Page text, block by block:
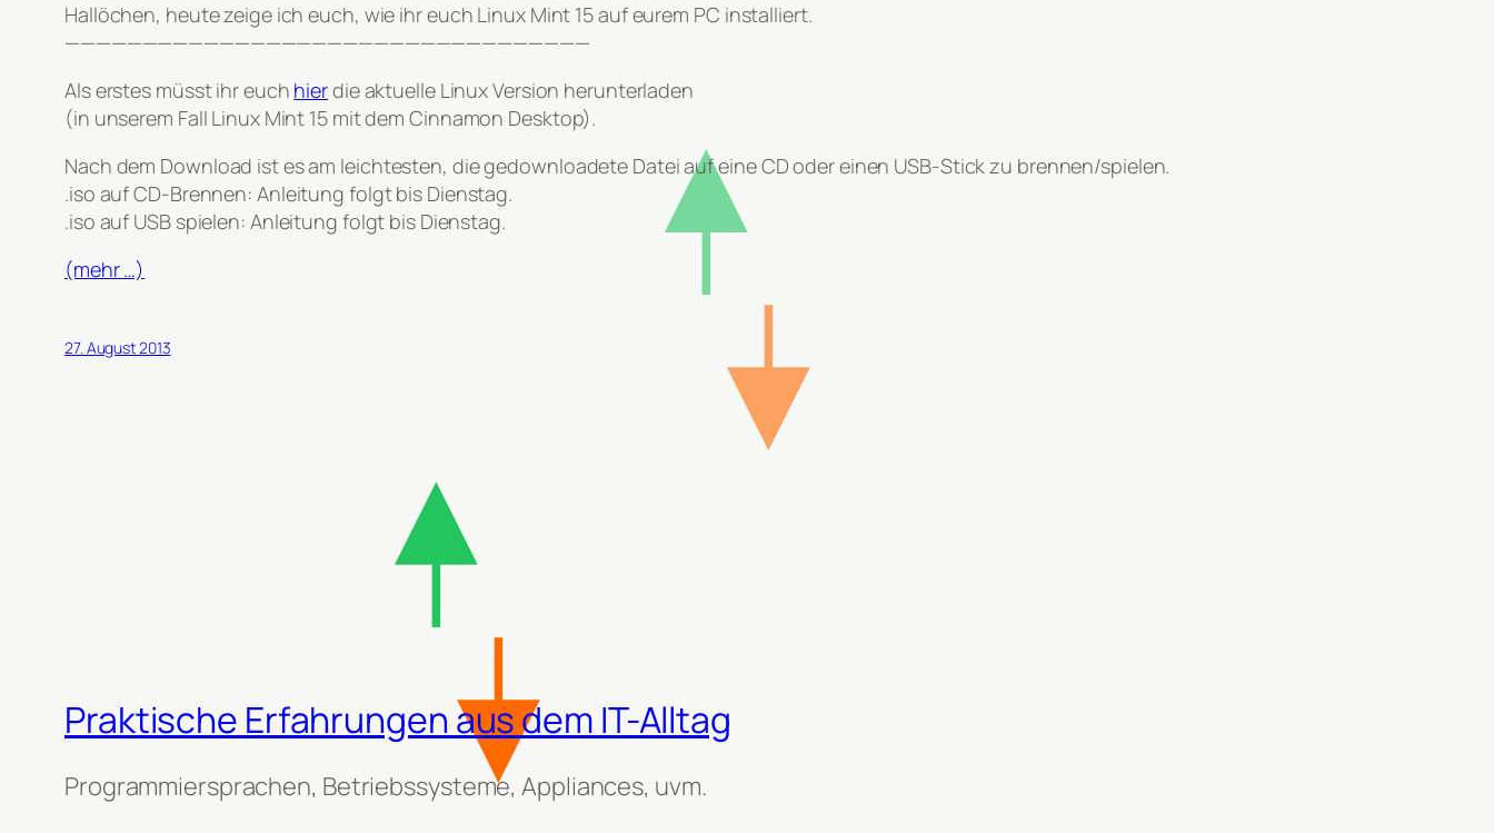
Hallöchen, heute zeige ich euch, wie ihr euch Linux Mint 15 auf eurem PC installiert.
——————————————————————————————————
Als erstes müsst ihr euch hierdie aktuelle Linux Version herunterladen
(in unserem Fall Linux Mint 15 mit dem Cinnamon Desktop).
Nach dem Download ist es am leichtesten, die gedownloadete Datei auf eine CD oder einen USB-Stick zu brennen/spielen.
.iso auf CD-Brennen: Anleitung folgt bis Dienstag.
.iso auf USB spielen: Anleitung folgt bis Dienstag.
(mehr …)
27. August 2013
Praktische Erfahrungen aus dem IT-Alltag
Programmiersprachen, Betriebssysteme, Appliances, uvm.